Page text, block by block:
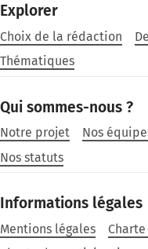
Explorer
Choix de la rédaction
Thématiques
Qui sommes-nous ?
Notre projet Nos
Nos statuts
Informations légales
Mentions légales